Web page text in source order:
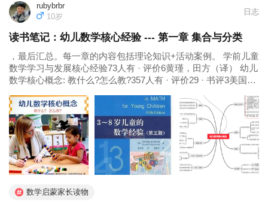
rubybrbr
10岁
日志
读书笔记：幼儿数学核心经验 --- 第一章 集合与分类
，最后汇总。每一章的内容包括理论知识+活动案例。 学前儿童
数学学习与发展核心经验73人有 · 评价6黄瑾，田方（译） 幼儿
数学核心概念: 教什么?怎么教?357人有 · 评价29 · 书评3美国埃
价31 · 书评2（美） 罗莎琳德...
数学启蒙家长读物